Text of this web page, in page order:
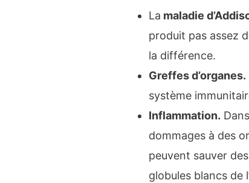
La maladie
produit pas assez
la différence.
Greffes d’organes.
système
Inflammation.
dommages à des
peuvent sauver
globules blancs de